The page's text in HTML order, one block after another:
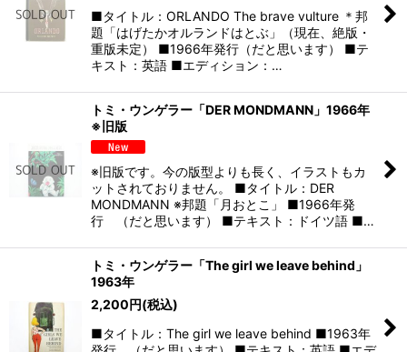
■タイトル：ORLANDO The brave vulture ＊邦
題「はげたかオルランドはとぶ」（現在、絶版・
重版未定） ■1966年発行（だと思います） ■テ
キスト：英語 ■エディション：…
トミ・ウンゲラー「DER MONDMANN」1966年
※旧版
※旧版です。今の版型よりも長く、イラストもカ
ットされておりません。 ■タイトル：DER
MONDMANN ※邦題「月おとこ」 ■1966年発
行 （だと思います） ■テキスト：ドイツ語 ■…
トミ・ウンゲラー「The girl we leave behind」
1963年
2,200円(税込)
■タイトル：The girl we leave behind ■1963年